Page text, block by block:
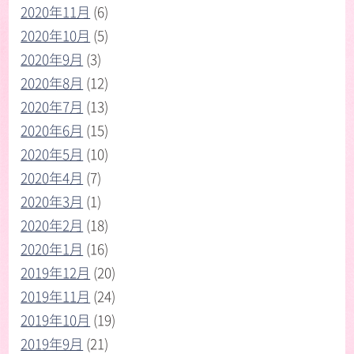
2020年11月 (6)
2020年10月 (5)
2020年9月 (3)
2020年8月 (12)
2020年7月 (13)
2020年6月 (15)
2020年5月 (10)
2020年4月 (7)
2020年3月 (1)
2020年2月 (18)
2020年1月 (16)
2019年12月 (20)
2019年11月 (24)
2019年10月 (19)
2019年9月 (21)